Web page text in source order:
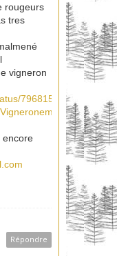
rougeurs
tres
vigneron
encore
Répondre